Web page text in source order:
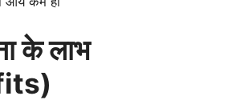
के लाभ